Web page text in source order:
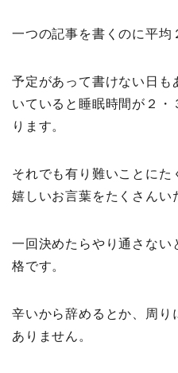
一つの記事を書くのに平均
予定があって書けない日も
いていると睡眠時間が２・
ります。
それでも有り難いことにた
嬉しいお言葉をたくさんい
一回決めたらやり通さない
格です。
辛いから辞めるとか、周り
ありません。